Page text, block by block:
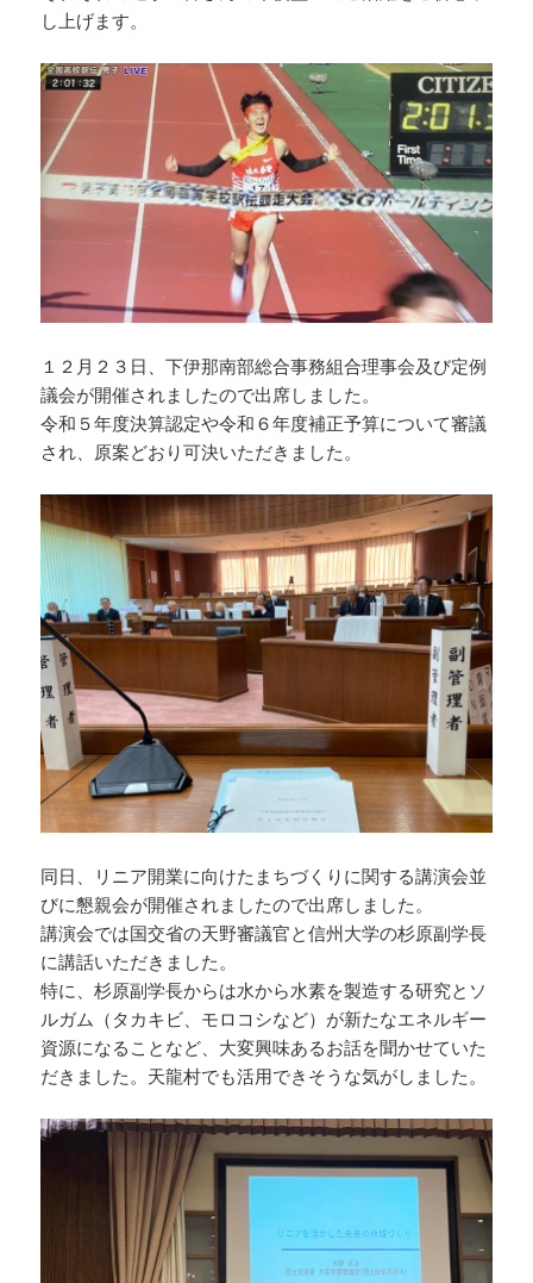
し上げます。
１２月２３日、下伊那南部総合事務組合理事会及び定例
議会が開催されましたので出席しました。
令和５年度決算認定や令和６年度補正予算について審議
され、原案どおり可決いただきました。
同日、リニア開業に向けたまちづくりに関する講演会並
びに懇親会が開催されましたので出席しました。
講演会では国交省の天野審議官と信州大学の杉原副学長
に講話いただきました。
特に、杉原副学長からは水から水素を製造する研究とソ
ルガム（タカキビ、モロコシなど）が新たなエネルギー
資源になることなど、大変興味あるお話を聞かせていた
だきました。天龍村でも活用できそうな気がしました。